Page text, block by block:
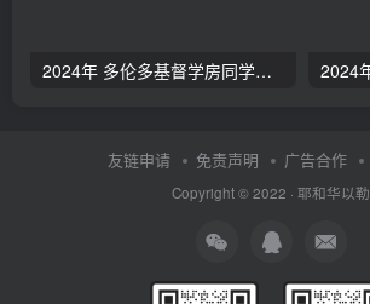
2024年 多伦多基督学房同学聚会：有福的教会（帖后1：1-5） 刘志雄
友链申请 免责声明 广告合作
Copyright © 2022 · 耶和华以勒